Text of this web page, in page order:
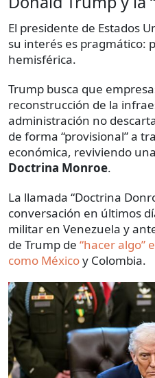
El presidente de Estados
su interés es pragmático:
hemisférica.
Trump busca que
reconstrucción de la
administración no
de forma “provisional” a
económica, reviviendo una
Doctrina Monroe.
La llamada “Doctrina
conversación en últimos
militar en Venezuela y
de Trump de “hacer algo”
como Méxicoy Colombia.